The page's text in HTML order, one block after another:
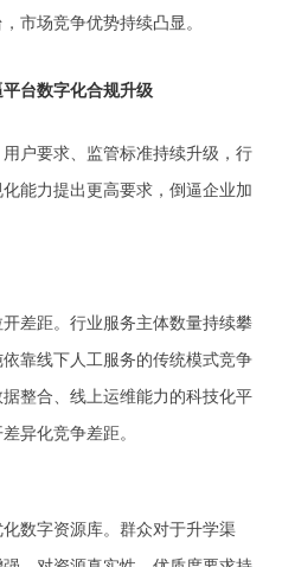
市场竞争优势持续凸显。
平台数字化合规升级
户要求、监管标准持续升级，行
能力提出更高要求，倒逼企业加
差距。行业服务主体数量持续攀
靠线下人工服务的传统模式竞争
整合、线上运维能力的科技化平
异化竞争差距。
数字资源库。群众对于升学渠